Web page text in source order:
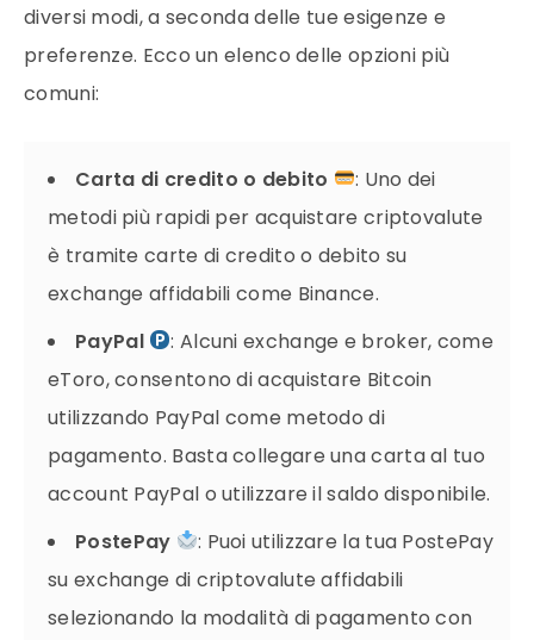
diversi modi, a seconda delle tue esigenze e
preferenze. Ecco un elenco delle opzioni più
comuni:
Carta di credito o debito
: Uno dei
metodi più rapidi per acquistare criptovalute
è tramite carte di credito o debito su
exchange affidabili come Binance.
PayPal
: Alcuni exchange e broker, come
eToro, consentono di acquistare Bitcoin
utilizzando PayPal come metodo di
pagamento. Basta collegare una carta al tuo
account PayPal o utilizzare il saldo disponibile.
PostePay
: Puoi utilizzare la tua PostePay
su exchange di criptovalute affidabili
selezionando la modalità di pagamento con